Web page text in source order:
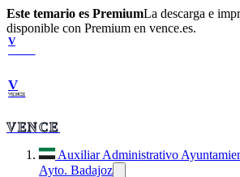
Este temario es PremiumLa descarga e
disponible con Premium en vence.es.
V
V
VENCE
VENCE
Auxiliar Administrativo
Ayto. Badajoz